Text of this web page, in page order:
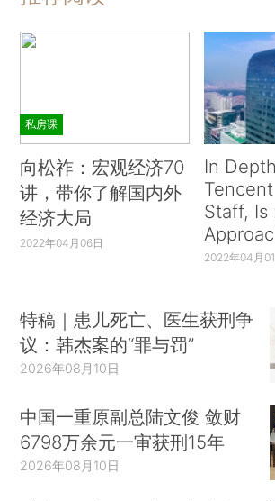
私房课
向松祚：宏观经济70
讲，带你了解国内外
经济大局
2022年04月06日
In
Staff, Is
2022年04月
特稿｜患儿死亡、医生获刑争
议：韩杰案的“罪与罚”
2026年08月10日
中国一重原副总陆文俊 敛财
6798万余元一审获刑15年
2026年08月10日